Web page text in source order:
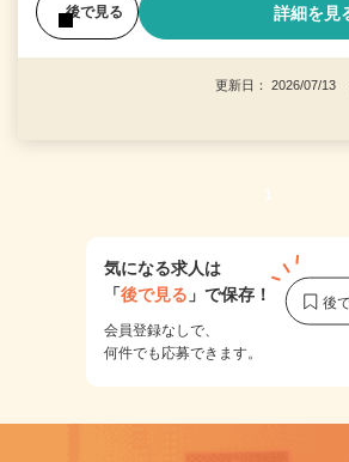
後で見る 詳細を見
更新日： 2026/07/13
1
気になる求人は
「後で見る 」で保存！
会員登録なしで、
何件でも応募できます。